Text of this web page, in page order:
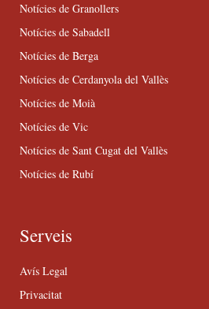
Notícies de Granollers
Notícies de Sabadell
Notícies de Berga
Notícies de Cerdanyola del Vallès
Notícies de Moià
Notícies de Vic
Notícies de Sant Cugat del Vallès
Notícies de Rubí
Serveis
Avís Legal
Privacitat